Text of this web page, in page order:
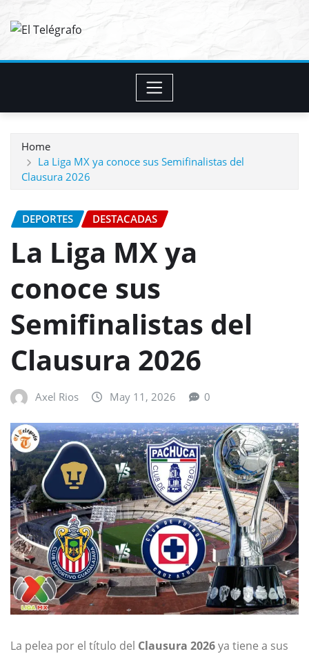
Home
La Liga MX ya conoce sus Semifinalistas del
Clausura 2026
DEPORTES DESTACADAS
La Liga MX ya
conoce sus
Semifinalistas del
Clausura 2026
Axel Rios May 11, 2026 0
La pelea por el título del Clausura 2026ya tiene a sus